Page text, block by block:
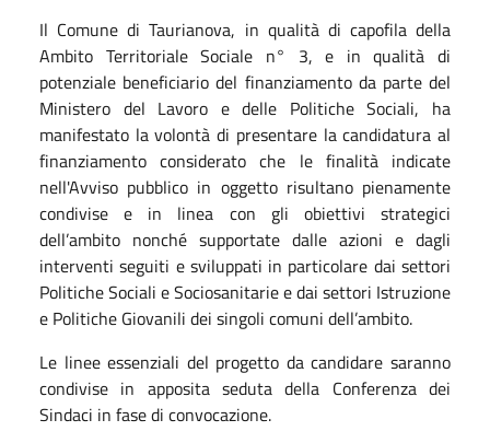
Il Comune di Taurianova, in qualità di capofila della
Ambito Territoriale Sociale n° 3, e in qualità di
potenziale beneficiario del finanziamento da parte del
Ministero del Lavoro e delle Politiche Sociali, ha
manifestato la volontà di presentare la candidatura al
finanziamento considerato che le finalità indicate
nell'Avviso pubblico in oggetto risultano pienamente
condivise e in linea con gli obiettivi strategici
dell’ambito nonché supportate dalle azioni e dagli
interventi seguiti e sviluppati in particolare dai settori
Politiche Sociali e Sociosanitarie e dai settori Istruzione
e Politiche Giovanili dei singoli comuni dell’ambito.
Le linee essenziali del progetto da candidare saranno
condivise in apposita seduta della Conferenza dei
Sindaci in fase di convocazione.